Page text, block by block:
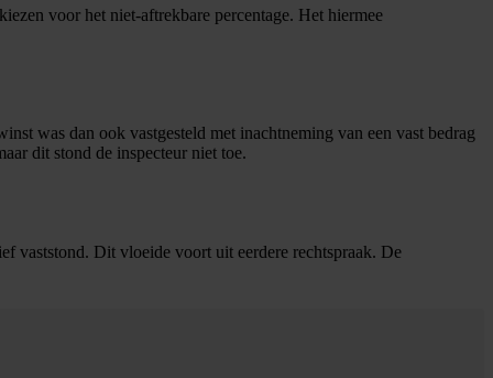
voor het niet-aftrekbare percentage. Het hiermee
was dan ook vastgesteld met inachtneming van een vast bedrag
dit stond de inspecteur niet toe.
vaststond. Dit vloeide voort uit eerdere rechtspraak. De